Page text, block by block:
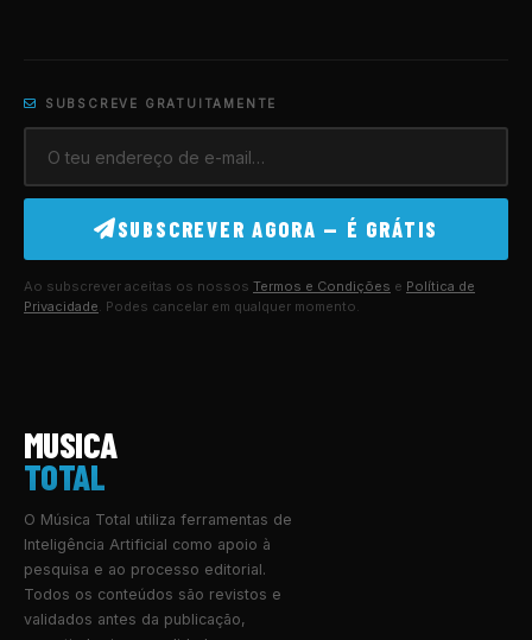
SUBSCREVE GRATUITAMENTE
SUBSCREVER AGORA — É GRÁTIS
Ao subscrever aceitas os nossos Termos e Condições e Política de
Privacidade. Podes cancelar em qualquer momento.
MUSICA
TOTAL
O Música Total utiliza ferramentas de
Inteligência Artificial como apoio à
pesquisa e ao processo editorial.
Todos os conteúdos são revistos e
validados antes da publicação,